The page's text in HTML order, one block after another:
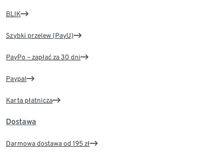
BLIK
Szybki przelew (PayU)
PayPo – zapłać za 30 dni
Paypal
Karta płatnicza
Dostawa
Darmowa dostawa od 195 zł